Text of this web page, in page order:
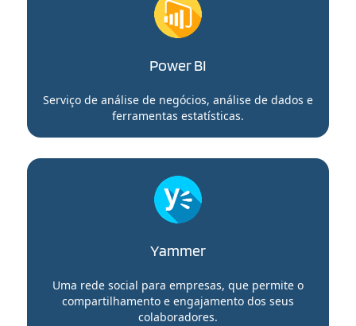
Power BI
Serviço de análise de negócios, análise de dados e
ferramentas estatísticas.
Yammer
Uma rede social para empresas, que permite o
compartilhamento e engajamento dos seus
colaboradores.